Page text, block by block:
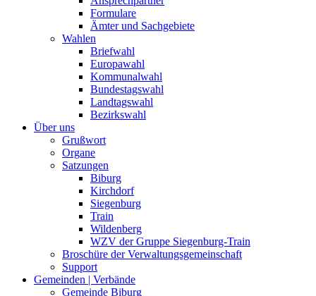
Formulare
Ämter und Sachgebiete
Wahlen
Briefwahl
Europawahl
Kommunalwahl
Bundestagswahl
Landtagswahl
Bezirkswahl
Über uns
Grußwort
Organe
Satzungen
Biburg
Kirchdorf
Siegenburg
Train
Wildenberg
WZV der Gruppe Siegenburg-Train
Broschüre der Verwaltungsgemeinschaft
Support
Gemeinden | Verbände
Gemeinde Biburg